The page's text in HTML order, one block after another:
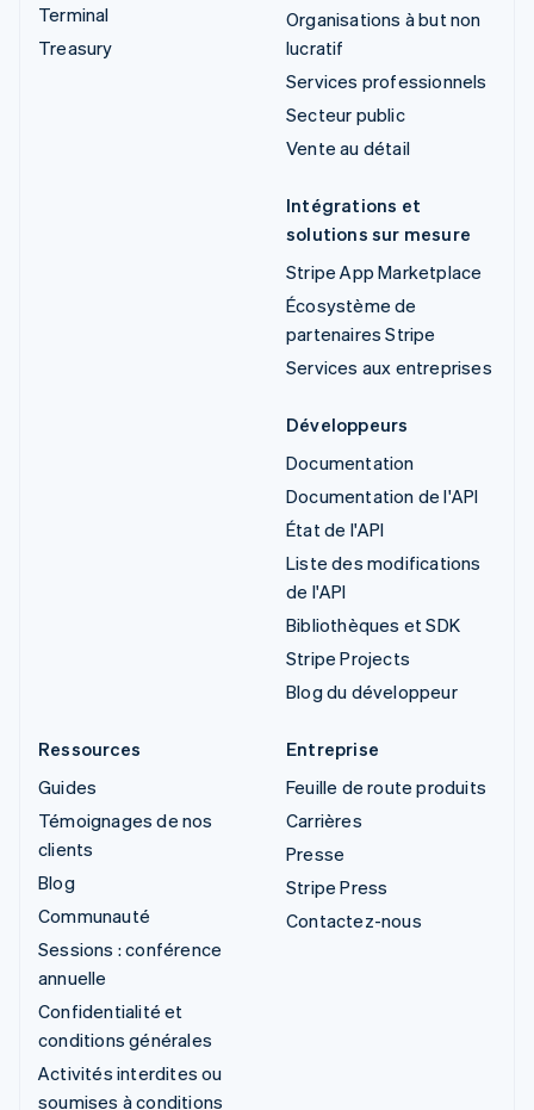
Terminal
Treasury
Organisations à but non
lucratif
Services professionnels
Secteur public
Vente au détail
Intégrations et
solutions sur mesure
Stripe App Marketplace
Écosystème de
partenaires Stripe
Services aux entreprises
Développeurs
Documentation
Documentation de l'API
État de l'API
Liste des modifications
de l'API
Bibliothèques et SDK
Stripe Projects
Blog du développeur
Ressources
Guides
Témoignages de nos
clients
Blog
Communauté
Sessions : conférence
annuelle
Confidentialité et
conditions générales
Activités interdites ou
soumises à conditions
Entreprise
Feuille de route produits
Carrières
Presse
Stripe Press
Contactez-nous